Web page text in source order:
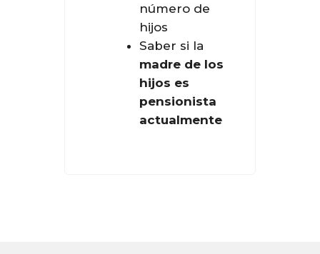
número de
hijos
Saber si la
madre de los
hijos es
pensionista
actualmente